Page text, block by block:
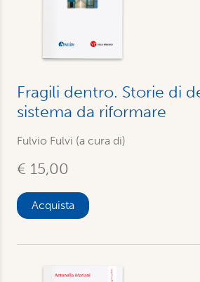
Fragili dentro. Storie di
sistema da riformare
Fulvio Fulvi (a cura di)
€ 15,00
Acquista